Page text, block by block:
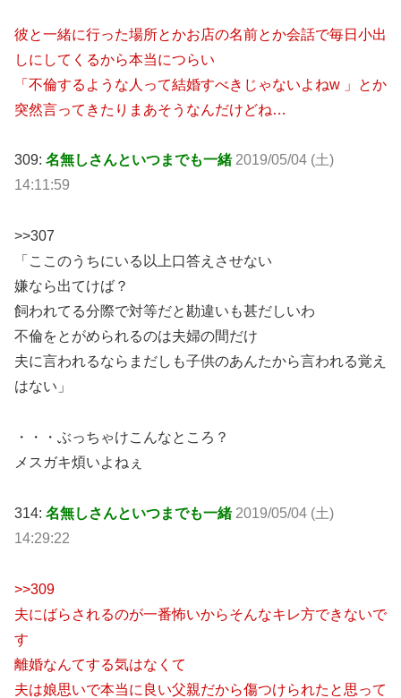
彼と一緒に行った場所とかお店の名前とか会話で毎日小出
しにしてくるから本当につらい
「不倫するような人って結婚すべきじゃないよねw 」とか
突然言ってきたりまあそうなんだけどね…
309: 名無しさんといつまでも一緒2019/05/04 (土)
14:11:59
>>307
「ここのうちにいる以上口答えさせない
嫌なら出てけば？
飼われてる分際で対等だと勘違いも甚だしいわ
不倫をとがめられるのは夫婦の間だけ
夫に言われるならまだしも子供のあんたから言われる覚え
はない」
・・・ぶっちゃけこんなところ？
メスガキ煩いよねぇ
314: 名無しさんといつまでも一緒 2019/05/04 (土)
14:29:22
>>309
夫にばらされるのが一番怖いからそんなキレ方できないで
す
離婚なんてする気はなくて
夫は娘思いで本当に良い父親だから傷つけられたと思って